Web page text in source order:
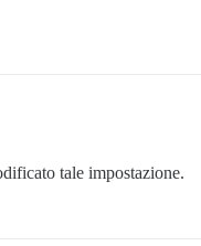
tale impostazione.